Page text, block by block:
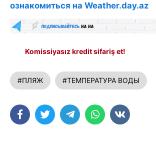
ознакомиться на Weather.day.az
Komissiyasız kredit sifariş et!
#ПЛЯЖ #ТЕМПЕРАТУРА ВОДЫ